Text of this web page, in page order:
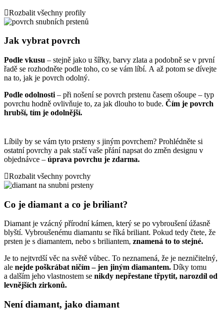
Rozbalit všechny profily
Jak vybrat povrch
Podle vkusu – stejně jako u šířky, barvy zlata a podobně se v první
řadě se rozhodněte podle toho, co se vám líbí. A až potom se dívejte
na to, jak je povrch odolný.
Podle odolnosti – při nošení se povrch prstenu časem ošoupe – typ
povrchu hodně ovlivňuje to, za jak dlouho to bude. Čím je povrch
hrubší, tím je odolnější.
Líbily by se vám tyto prsteny s jiným povrchem? Prohlédněte si
ostatní povrchy a pak stačí vaše přání napsat do změn designu v
objednávce – úprava povrchu je zdarma.
Rozbalit všechny povrchy
Co je diamant a co je briliant?
Diamant je vzácný přírodní kámen, který se po vybroušení úžasně
blyští. Vybroušenému diamantu se říká briliant. Pokud tedy čtete, že
prsten je s diamantem, nebo s briliantem, znamená to to stejné.
Je to nejtvrdší věc na světě vůbec. To neznamená, že je nezničitelný,
ale nejde poškrábat ničím – jen jiným diamantem. Díky tomu
a dalším jeho vlastnostem se nikdy nepřestane třpytit, narozdíl od
levnějších zirkonů.
Není diamant, jako diamant